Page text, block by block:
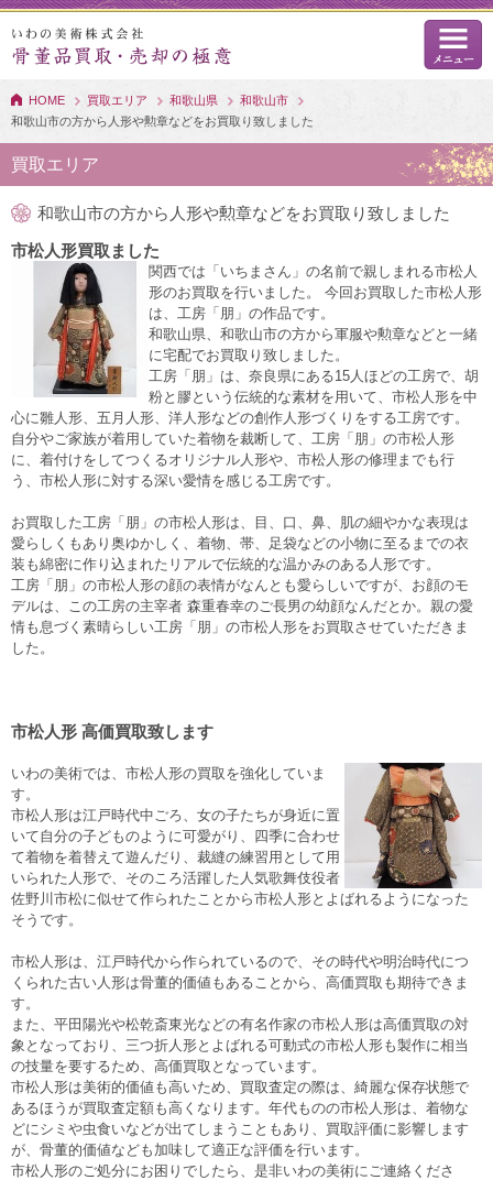
HOME 買取エリア 和歌山県
和歌山市
和歌山市の方から人形や勲章などをお買取り致しました
買取エリア
和歌山市の方から人形や勲章などをお買取り致しました
市松人形買取ました
関西では「いちまさん」の名前で親しまれる市松人
形のお買取を行いました。 今回お買取した市松人形
は、工房「朋」の作品です。
和歌山県、和歌山市の方から軍服や勲章などと一緒
に宅配でお買取り致しました。
工房「朋」は、奈良県にある15人ほどの工房で、胡
粉と膠という伝統的な素材を用いて、市松人形を中
心に雛人形、五月人形、洋人形などの創作人形づくりをする工房です。
自分やご家族が着用していた着物を裁断して、工房「朋」の市松人形
に、着付けをしてつくるオリジナル人形や、市松人形の修理までも行
う、市松人形に対する深い愛情を感じる工房です。
お買取した工房「朋」の市松人形は、目、口、鼻、肌の細やかな表現は
愛らしくもあり奥ゆかしく、着物、帯、足袋などの小物に至るまでの衣
装も綿密に作り込まれたリアルで伝統的な温かみのある人形です。
工房「朋」の市松人形の顔の表情がなんとも愛らしいですが、お顔のモ
デルは、この工房の主宰者 森重春幸のご長男の幼顔なんだとか。親の愛
情も息づく素晴らしい工房「朋」の市松人形をお買取させていただきま
した。
市松人形 高価買取致します
いわの美術では、市松人形の買取を強化していま
す。
市松人形は江戸時代中ごろ、女の子たちが身近に置
いて自分の子どものように可愛がり、四季に合わせ
て着物を着替えて遊んだり、裁縫の練習用として用
いられた人形で、そのころ活躍した人気歌舞伎役者
佐野川市松に似せて作られたことから市松人形とよばれるようになった
そうです。
市松人形は、江戸時代から作られているので、その時代や明治時代につ
くられた古い人形は骨董的価値もあることから、高価買取も期待できま
す。
また、平田陽光や松乾斎東光などの有名作家の市松人形は高価買取の対
象となっており、三つ折人形とよばれる可動式の市松人形も製作に相当
の技量を要するため、高価買取となっています。
市松人形は美術的価値も高いため、買取査定の際は、綺麗な保存状態で
あるほうが買取査定額も高くなります。年代ものの市松人形は、着物な
どにシミや虫食いなどが出てしまうこともあり、買取評価に影響します
が、骨董的価値なども加味して適正な評価を行います。
市松人形のご処分にお困りでしたら、是非いわの美術にご連絡くださ